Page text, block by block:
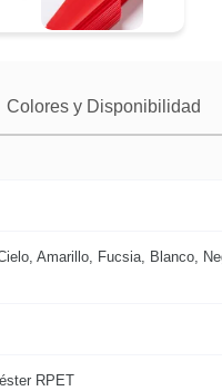
Colores y Disponibilidad
Amarillo, Fucsia, Blanco,
RPET